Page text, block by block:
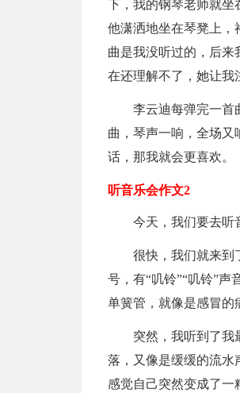
下，我的钢琴老师就坐
他潇洒地坐在琴凳上，
曲是我没听过的，后
在还理解不了，她让我
李云迪每弹完一首
曲，琴声一响，全场又
话，那我就会更喜欢。
听音乐会作文2
今天，我们要去听
很快，我们就来到
号，有“叽铃”“叽铃”
单簧管，就像是感冒的
突然，我听到了我
落，又像是缓缓的流水
感觉自己突然变成了一